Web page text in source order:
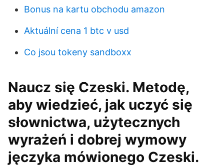
Bonus na kartu obchodu amazon
Aktuální cena 1 btc v usd
Co jsou tokeny sandboxx
Naucz się Czeski. Metodę,
aby wiedzieć, jak uczyć się
słownictwa, użytecznych
wyrażeń i dobrej wymowy
jęczyka mówionego Czeski.